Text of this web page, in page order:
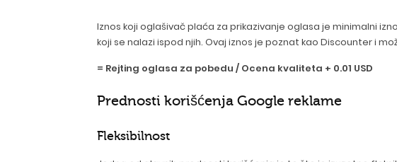
Iznos koji oglašivač plaća za prikazivanje oglasa je minimalni
koji se nalazi ispod njih. Ovaj iznos je poznat kao Discounter i
= Rejting oglasa za pobedu / Ocena kvaliteta + 0.01 USD
Prednosti korišćenja Google reklame
Fleksibilnost